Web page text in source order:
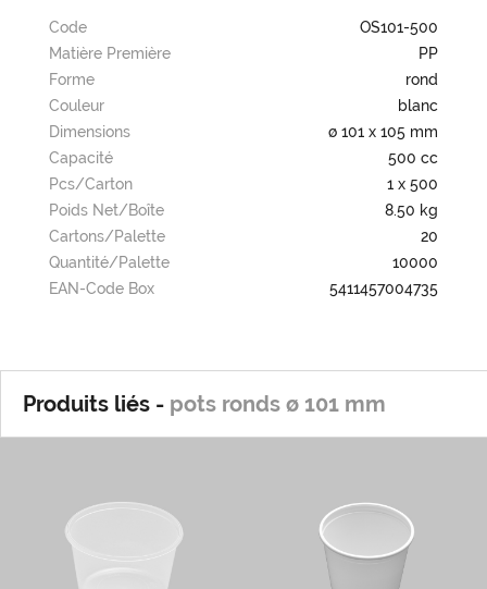
Code
OS101-500
Matière Première
PP
Forme
rond
Couleur
blanc
Dimensions
ø 101 x 105 mm
Capacité
500 cc
Pcs/carton
1 x 500
Poids Net/boîte
8.50 kg
Cartons/palette
20
Quantité/palette
10000
EAN-Code Box
5411457004735
Produits liés - pots ronds ø 101 mm
Ro101-300cc Ro101-500cc